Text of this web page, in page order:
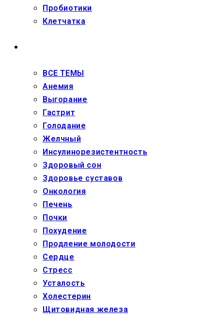
Пробиотики
Клетчатка
ВСЕ ТЕМЫ
Анемия
Выгорание
Гастрит
Голодание
Желчный
Инсулинорезистентность
Здоровый сон
Здоровье суставов
Онкология
Печень
Почки
Похудение
Продление молодости
Сердце
Стресс
Усталость
Холестерин
Щитовидная железа